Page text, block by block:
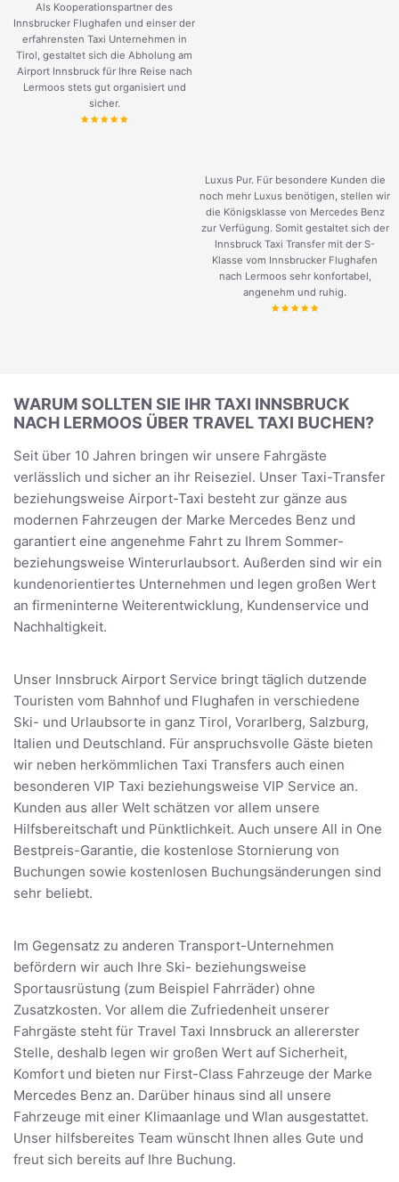
Als Kooperationspartner des
Innsbrucker Flughafen und einser der
erfahrensten Taxi Unternehmen in
Tirol, gestaltet sich die Abholung am
Airport Innsbruck für Ihre Reise nach
Lermoos stets gut organisiert und
sicher.
Luxus Pur. Für besondere Kunden die
noch mehr Luxus benötigen, stellen wir
die Königsklasse von Mercedes Benz
zur Verfügung. Somit gestaltet sich der
Innsbruck Taxi Transfer mit der S-
Klasse vom Innsbrucker Flughafen
nach Lermoos sehr konfortabel,
angenehm und ruhig.
WARUM SOLLTEN SIE IHR TAXI INNSBRUCK
NACH LERMOOS ÜBER TRAVEL TAXI BUCHEN?
Seit über 10 Jahren bringen wir unsere Fahrgäste
verlässlich und sicher an ihr Reiseziel. Unser Taxi-Transfer
beziehungsweise Airport-Taxi besteht zur gänze aus
modernen Fahrzeugen der Marke Mercedes Benz und
garantiert eine angenehme Fahrt zu Ihrem Sommer-
beziehungsweise Winterurlaubsort. Außerden sind wir ein
kundenorientiertes Unternehmen und legen großen Wert
an firmeninterne Weiterentwicklung, Kundenservice und
Nachhaltigkeit.
Unser Innsbruck Airport Service bringt täglich dutzende
Touristen vom Bahnhof und Flughafen in verschiedene
Ski- und Urlaubsorte in ganz Tirol, Vorarlberg, Salzburg,
Italien und Deutschland. Für anspruchsvolle Gäste bieten
wir neben herkömmlichen Taxi Transfers auch einen
besonderen VIP Taxi beziehungsweise VIP Service an.
Kunden aus aller Welt schätzen vor allem unsere
Hilfsbereitschaft und Pünktlichkeit. Auch unsere All in One
Bestpreis-Garantie, die kostenlose Stornierung von
Buchungen sowie kostenlosen Buchungsänderungen sind
sehr beliebt.
Im Gegensatz zu anderen Transport-Unternehmen
befördern wir auch Ihre Ski- beziehungsweise
Sportausrüstung (zum Beispiel Fahrräder) ohne
Zusatzkosten. Vor allem die Zufriedenheit unserer
Fahrgäste steht für Travel Taxi Innsbruck an allererster
Stelle, deshalb legen wir großen Wert auf Sicherheit,
Komfort und bieten nur First-Class Fahrzeuge der Marke
Mercedes Benz an. Darüber hinaus sind all unsere
Fahrzeuge mit einer Klimaanlage und Wlan ausgestattet.
Unser hilfsbereites Team wünscht Ihnen alles Gute und
freut sich bereits auf Ihre Buchung.